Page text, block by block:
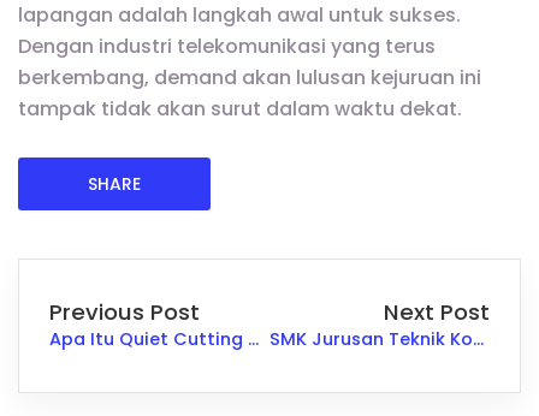
lapangan adalah langkah awal untuk sukses.
Dengan industri telekomunikasi yang terus
berkembang, demand akan lulusan kejuruan ini
tampak tidak akan surut dalam waktu dekat.
SHARE
Previous Post
Apa Itu Quiet Cutting dan Alasan Perusahaan Melakukannya
Next Post
SMK Jurusan Teknik Konstruksi Kapal Non-Baja: Pilihan Menarik untuk Masa Depan